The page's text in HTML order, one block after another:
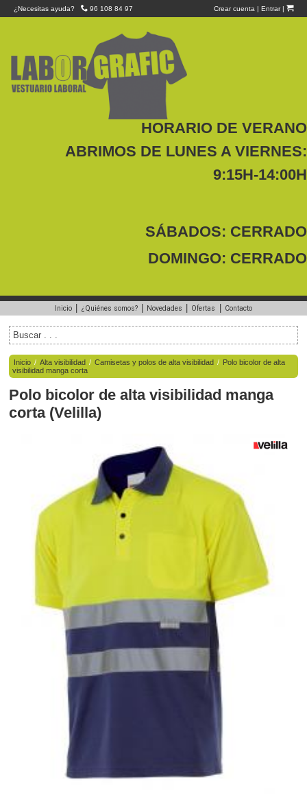
¿Necesitas ayuda? 96 108 84 97 Crear cuenta | Entrar|
HORARIO DE VERANO
ABRIMOS DE LUNES A VIERNES:
9:15H-14:00H
SÁBADOS: CERRADO
DOMINGO: CERRADO
Inicio ¿Quiénes somos? Novedades Ofertas Contacto
Inicio / Alta visibilidad / Camisetas y polos de alta visibilidad / Polo bicolor de alta
visibilidad manga corta
Polo bicolor de alta visibilidad manga
corta(Velilla)